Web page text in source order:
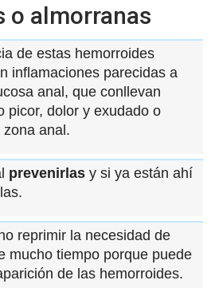
o almorranas
de estas hemorroides
inflamaciones parecidas a
anal, que conllevan
picor, dolor y exudado o
anal.
prevenirlas y si ya están ahí
reprimir la necesidad de
mucho tiempo porque puede
de las hemorroides.